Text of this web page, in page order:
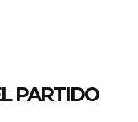
PARTIDO